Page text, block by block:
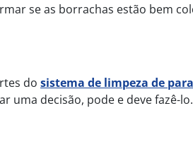
se as borrachas estão bem
do sistema de limpeza de
decisão, pode e deve fazê-